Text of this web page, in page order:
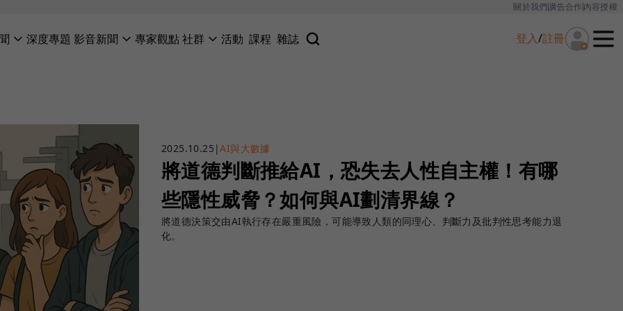
關於我們廣告合作內容授權
深度專題 影音新聞 專家觀點社群 活動 課程 雜誌 登入/註冊
2025.10.25 |AI與大數據
將道德判斷推給AI，恐失去人性自主權！有哪
些隱性威脅？如何與AI劃清界線？
將道德決策交由AI執行存在嚴重風險，可能導致人類的同理心、判斷力及批判性思考能力退
化。